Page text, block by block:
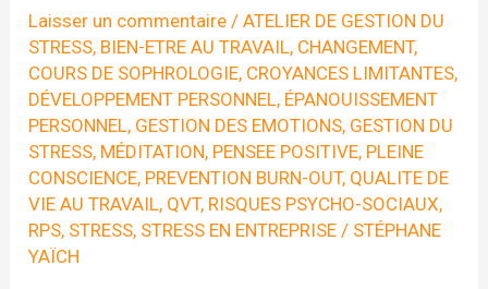
Laisser un commentaire /ATELIER DE GESTION DU
STRESS, BIEN-ETRE AU TRAVAIL, CHANGEMENT,
COURS DE SOPHROLOGIE, CROYANCES LIMITANTES,
DÉVELOPPEMENT PERSONNEL, ÉPANOUISSEMENT
PERSONNEL, GESTION DES EMOTIONS, GESTION DU
STRESS, MÉDITATION, PENSEE POSITIVE, PLEINE
CONSCIENCE, PREVENTION BURN-OUT, QUALITE DE
VIE AU TRAVAIL, QVT, RISQUES PSYCHO-SOCIAUX,
RPS, STRESS, STRESS EN ENTREPRISE / STÉPHANE
YAÏCH